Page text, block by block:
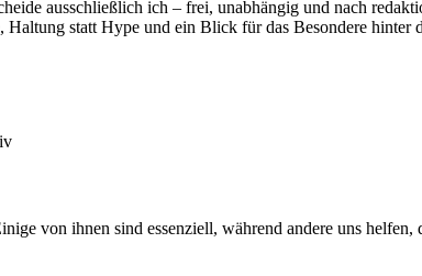
ausschließlich ich – frei, unabhängig und nach
statt Hype und ein Blick für das Besondere hinter
von ihnen sind essenziell, während andere uns